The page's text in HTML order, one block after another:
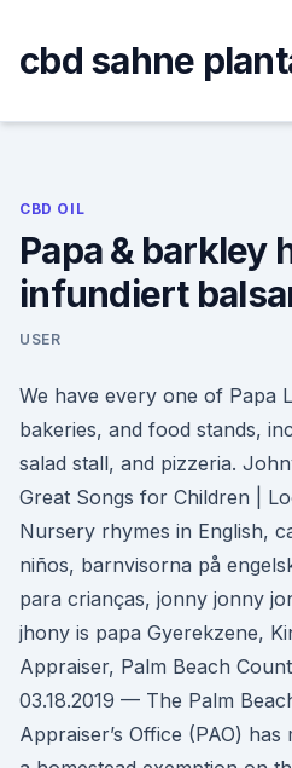
content
cbd sahne
CBD OIL
Papa & barkley
infundiert
USER
We have every one of Papa
bakeries, and food stands,
salad stall, and pizzeria.
Great Songs for Children |
Nursery rhymes in English,
niños, barnvisorna på
para crianças, jonny jonny
jhony is papa Gyerekzene,
Appraiser, Palm Beach
03.18.2019 — The Palm
Appraiser’s Office (PAO)